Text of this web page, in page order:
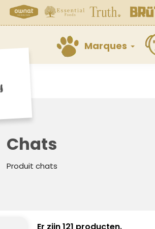
Marques
Chats
Produit chats